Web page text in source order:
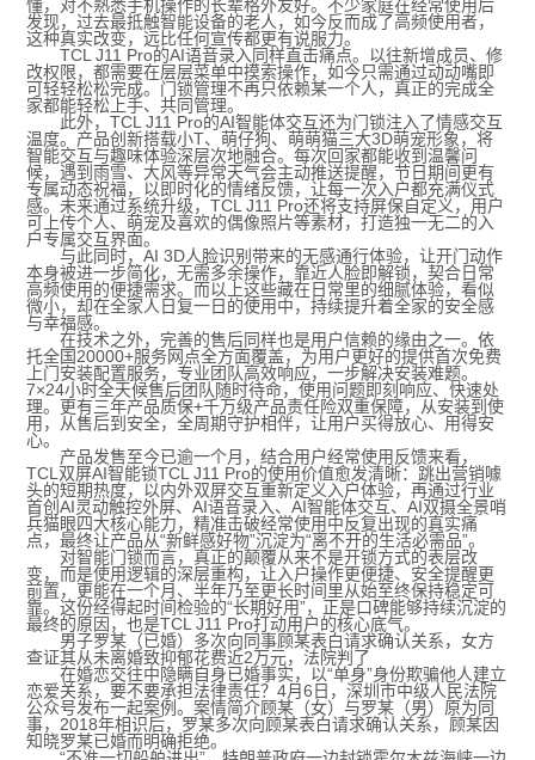
懂，对不熟悉手机操作的长辈格外友好。不少家庭在经常使用后
发现，过去最抵触智能设备的老人，如今反而成了高频使用者，
这种真实改变，远比任何宣传都更有说服力。
TCL J11 Pro的AI语音录入同样直击痛点。以往新增成员、修
改权限，都需要在层层菜单中摸索操作，如今只需通过动动嘴即
可轻轻松松完成。门锁管理不再只依赖某一个人，真正的完成全
家都能轻松上手、共同管理。
此外，TCL J11 Pro的AI智能体交互还为门锁注入了情感交互
温度。产品创新搭载小T、萌仔狗、萌萌猫三大3D萌宠形象，将
智能交互与趣味体验深层次地融合。每次回家都能收到温馨问
候，遇到雨雪、大风等异常天气会主动推送提醒，节日期间更有
专属动态祝福，以即时化的情绪反馈，让每一次入户都充满仪式
感。未来通过系统升级，TCL J11 Pro还将支持屏保自定义，用户
可上传个人、萌宠及喜欢的偶像照片等素材，打造独一无二的入
户专属交互界面。
与此同时，AI 3D人脸识别带来的无感通行体验，让开门动作
本身被进一步简化，无需多余操作，靠近人脸即解锁，契合日常
高频使用的便捷需求。而以上这些藏在日常里的细腻体验，看似
微小，却在全家人日复一日的使用中，持续提升着全家的安全感
与幸福感。
在技术之外，完善的售后同样也是用户信赖的缘由之一。依
托全国20000+服务网点全方面覆盖，为用户更好的提供首次免费
上门安装配置服务，专业团队高效响应，一步解决安装难题。
7×24小时全天候售后团队随时待命，使用问题即刻响应、快速处
理。更有三年产品质保+千万级产品责任险双重保障，从安装到使
用，从售后到安全，全周期守护相伴，让用户买得放心、用得安
心。
产品发售至今已逾一个月，结合用户经常使用反馈来看，
TCL双屏AI智能锁TCL J11 Pro的使用价值愈发清晰：跳出营销噱
头的短期热度，以内外双屏交互重新定义入户体验，再通过行业
首创AI灵动触控外屏、AI语音录入、AI智能体交互、AI双摄全景哨
兵猫眼四大核心能力，精准击破经常使用中反复出现的真实痛
点，最终让产品从“新鲜感好物”沉淀为“离不开的生活必需品”。
对智能门锁而言，真正的颠覆从来不是开锁方式的表层改
变，而是使用逻辑的深层重构，让入户操作更便捷、安全提醒更
前置，更能在一个月、半年乃至更长时间里从始至终保持稳定可
靠。这份经得起时间检验的“长期好用”，正是口碑能够持续沉淀的
最终的原因，也是TCL J11 Pro打动用户的核心底气。
男子罗某（已婚）多次向同事顾某表白请求确认关系，女方
查证其从未离婚致抑郁花费近2万元，法院判了
在婚恋交往中隐瞒自身已婚事实，以“单身”身份欺骗他人建立
恋爱关系，要不要承担法律责任？4月6日，深圳市中级人民法院
公众号发布一起案例。案情简介顾某（女）与罗某（男）原为同
事，2018年相识后，罗某多次向顾某表白请求确认关系，顾某因
知晓罗某已婚而明确拒绝。